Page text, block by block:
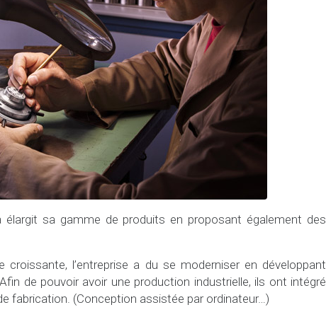
sa gamme de produits en proposant également des
l’entreprise a du se moderniser en développant
de pouvoir avoir une production industrielle, ils ont intégré
fabrication. (Conception assistée par ordinateur…)